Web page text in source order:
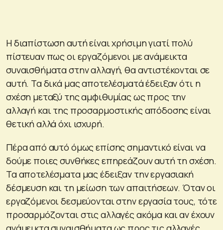
Η διαπίστωση αυτή είναι χρήσιμη γιατί πολύ
πίστευαν πως οι εργαζόμενοι με ανάμεικτα
συναισθήματα στην αλλαγή, θα αντιστέκονται σε
αυτή. Τα δικά μας αποτελέσματά έδειξαν ότι η
σχέση μεταξύ της αμφιθυμίας ως προς την
αλλαγή και της προσαρμοστικής απόδοσης είναι
θετική αλλά όχι ισχυρή.
Πέρα από αυτό όμως επίσης σημαντικό είναι να
δούμε ποιες συνθήκες επηρεάζουν αυτή τη σχέση.
Τα αποτελέσματα μας έδειξαν την εργασιακή
δέσμευση και τη μείωση των απαιτήσεων. Όταν οι
εργαζόμενοι δεσμεύονται στην εργασία τους, τότε
προσαρμόζονται στις αλλαγές ακόμα και αν έχουν